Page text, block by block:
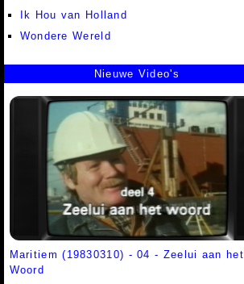
Ik Hou van Holland
Wondere Wereld
Nieuwe Video's
Maritiem (19830310) - 04 - Zeelui aan het
Woord